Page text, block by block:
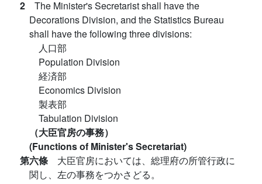
2 The Minister's Secretarist shall have the
Decorations Division, and the Statistics Bureau
shall have the following three divisions:
人口部
Population Division
経済部
Economics Division
製表部
Tabulation Division
（大臣官房の事務）
(Functions of Minister's Secretariat)
第六條 大臣官房においては、総理府の所管行政に
関し、左の事務をつかさどる。